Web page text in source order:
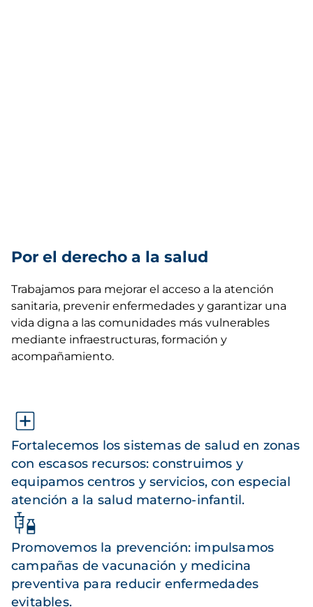
Por el derecho a la salud
Trabajamos para mejorar el acceso a la atención
sanitaria, prevenir enfermedades y garantizar una
vida digna a las comunidades más vulnerables
mediante infraestructuras, formación y
acompañamiento.
Fortalecemos los sistemas de salud en zonas
con escasos recursos: construimos y
equipamos centros y servicios, con especial
atención a la salud materno-infantil.
Promovemos la prevención: impulsamos
campañas de vacunación y medicina
preventiva para reducir enfermedades
evitables.